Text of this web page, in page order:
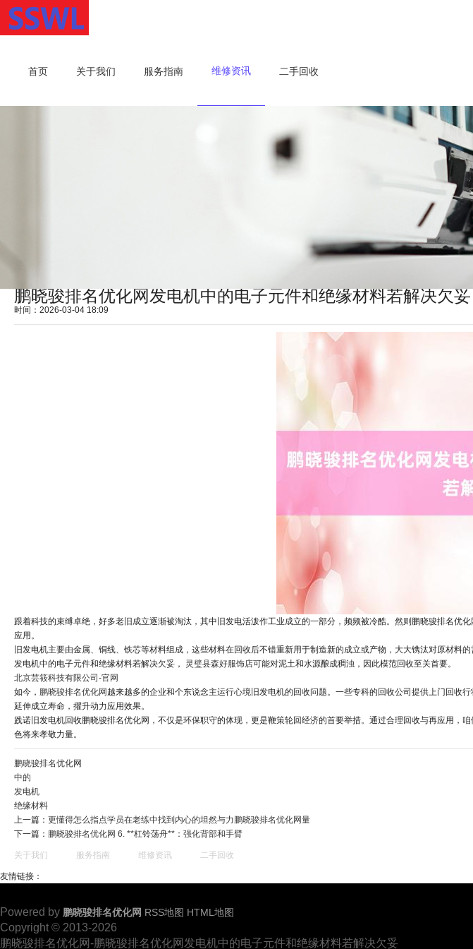
首页 关于我们 服务指南 维修资讯 二手回收
鹏晓骏排名优化网发电机中的电子元件和绝缘材料若解决欠妥
时间：2026-03-04 18:09
跟着科技的束缚卓绝，好多老旧成立逐渐被淘汰，其中旧发电活泼作工业成立的一部分，频频被冷酷。然则鹏晓骏排名
应用。
旧发电机主要由金属、铜线、铁芯等材料组成，这些材料在回收后不错重新用于制造新的成立或产物，大大镌汰对原材料的
发电机中的电子元件和绝缘材料若解决欠妥， 灵璧县森好服饰店可能对泥土和水源酿成稠浊，因此模范回收至关首要。
北京芸筱科技有限公司-官网
如今， 鹏晓骏排名优化网 越来越多的企业和个东说念主运行心境旧发电机的回收问题。一些专科的回收公司提供上门回收
延伸成立寿命，擢升动力应用效果。
践诺旧发电机回收鹏晓骏排名优化网，不仅是环保职守的体现，更是鞭策轮回经济的首要举措。通过合理回收与再应用
色将来孝敬力量。
鹏晓骏排名优化网
中的
发电机
绝缘材料
上一篇： 更懂得怎么指点学员在老练中找到内心的坦然与力鹏晓骏排名优化网量
下一篇： 鹏晓骏排名优化网 6. **杠铃荡舟**：强化背部和手臂
关于我们 服务指南 维修资讯 二手回收
友情链接：
Powered by 鹏晓骏排名优化网 RSS地图 HTML地图
Copyright © 2013-2026
鹏晓骏排名优化网-鹏晓骏排名优化网发电机中的电子元件和绝缘材料若解决欠妥